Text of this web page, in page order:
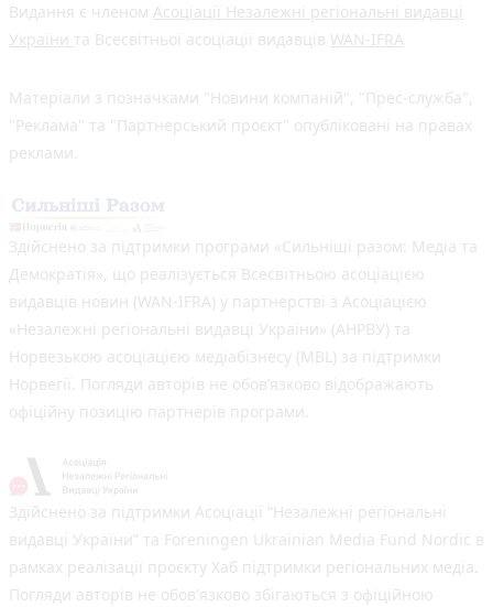
Видання є членом Асоціації Незалежні регіональні видавці
України та Всесвітньої асоціації видавців WAN-IFRA
Матеріали з позначками "Новини компаній", "Прес-служба",
"Реклама" та "Партнерський проєкт" опубліковані на правах
реклами.
Здійснено за підтримки програми «Сильніші разом: Медіа та
Демократія», що реалізується Всесвітньою асоціацією
видавців новин (WAN-IFRA) у партнерстві з Асоціацією
«Незалежні регіональні видавці України» (АНРВУ) та
Норвезькою асоціацією медіабізнесу (MBL) за підтримки
Норвегії. Погляди авторів не обов’язково відображають
офіційну позицію партнерів програми.
Здійснено за підтримки Асоціації “Незалежні регіональні
видавці України” та Foreningen Ukrainian Media Fund Nordic в
рамках реалізації проєкту Хаб підтримки регіональних медіа.
Погляди авторів не обов'язково збігаються з офіційною